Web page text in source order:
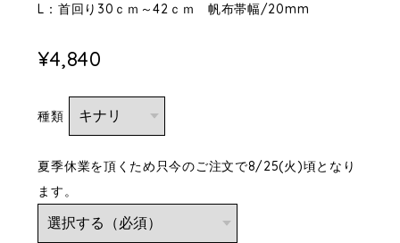
L：首回り30ｃｍ～42ｃｍ 帆布帯幅/20mm
¥4,840
種類
夏季休業を頂くため只今のご注文で8/25(火)頃となり
ます。